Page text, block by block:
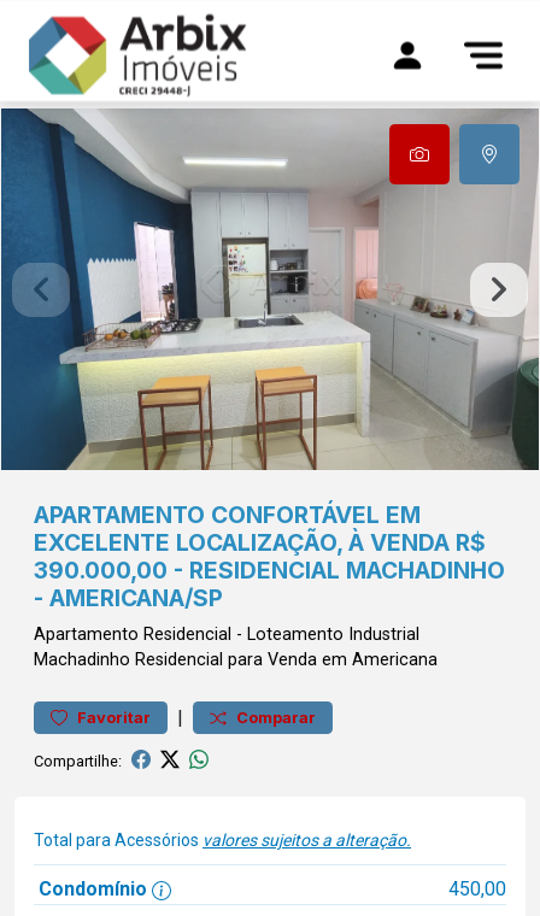
APARTAMENTO CONFORTÁVEL EM
EXCELENTE LOCALIZAÇÃO, À VENDA R$
390.000,00 - RESIDENCIAL MACHADINHO
- AMERICANA/SP
Apartamento Residencial - Loteamento Industrial
Machadinho Residencial para Venda em Americana
Favoritar | Comparar
Compartilhe:
Total para Acessórios valores sujeitos a alteração.
Condomínio
450,00